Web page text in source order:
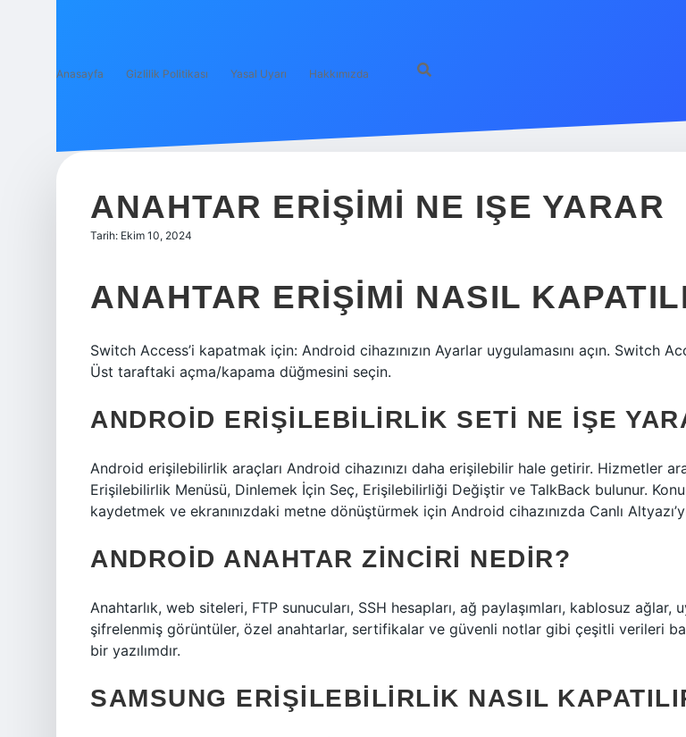
Anasayfa Gizlilik Politikası Yasal Uyarı Hakkımızda
ANAHTAR ERIŞIMI NE IŞE YARAR
Tarih: Ekim 10, 2024
ANAHTAR ERIŞIMI NASIL
Switch Access’i kapatmak için: Android cihazınızın Ayarlar uygulamasını açın. Switch
Üst taraftaki açma/kapama düğmesini seçin.
ANDROID ERIŞILEBILIRLIK SETI NE IŞE
Android erişilebilirlik araçları Android cihazınızı daha erişilebilir hale getirir. Hizmetler
Erişilebilirlik Menüsü, Dinlemek İçin Seç, Erişilebilirliği Değiştir ve TalkBack bulunur.
kaydetmek ve ekranınızdaki metne dönüştürmek için Android cihazınızda Canlı
ANDROID ANAHTAR ZINCIRI NEDIR?
Anahtarlık, web siteleri, FTP sunucuları, SSH hesapları, ağ paylaşımları, kablosuz ağlar,
şifrelenmiş görüntüler, özel anahtarlar, sertifikalar ve güvenli notlar gibi çeşitli verileri
bir yazılımdır.
SAMSUNG ERIŞILEBILIRLIK NASIL